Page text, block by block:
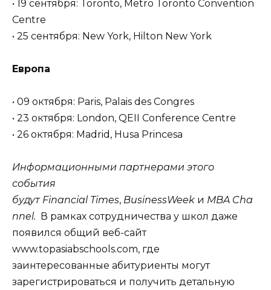
• 19 сентября: Toronto, Metro Toronto Convention
Centre
• 25 сентября: New York, Hilton New York
Европа
• 09 октября: Paris, Palais des Congres
• 23 октября: London, QEII Conference Centre
• 26 октября: Madrid, Husa Princesa
Информационными партнерами этого
события
будут Financial Times, BusinessWeek и MBA Cha
nnel.
В рамках сотрудничества у школ даже
появился общий веб-сайт
www.topasiabschools.com, где
заинтересованные абитуриенты могут
зарегистрироваться и получить детальную